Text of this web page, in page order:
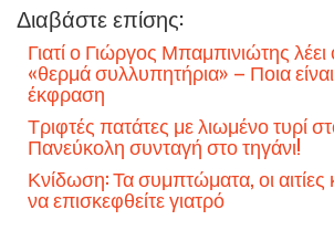
Διαβάστε επίσης:
Γιατί ο Γιώργος Μπαμπινιώτης λέει
«θερμά συλλυπητήρια» – Ποια
έκφραση
Τριφτές πατάτες με λιωμένο τυρί
Πανεύκολη συνταγή στο τηγάνι!
Κνίδωση: Τα συμπτώματα, οι αιτίες
να επισκεφθείτε γιατρό